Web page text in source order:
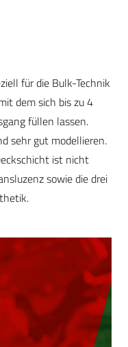
für die Bulk-Technik
dem sich bis zu 4
füllen lassen.
sehr gut modellieren.
ist nicht
sowie die drei